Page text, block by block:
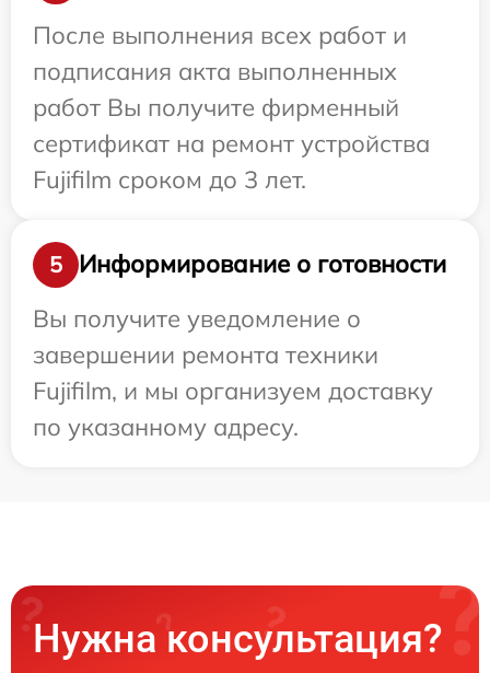
После выполнения всех работ и
подписания акта выполненных
работ Вы получите фирменный
сертификат на ремонт устройства
Fujifilm сроком до 3 лет.
5
Информирование о готовности
Вы получите уведомление о
завершении ремонта техники
Fujifilm, и мы организуем доставку
по указанному адресу.
Нужна консультация?